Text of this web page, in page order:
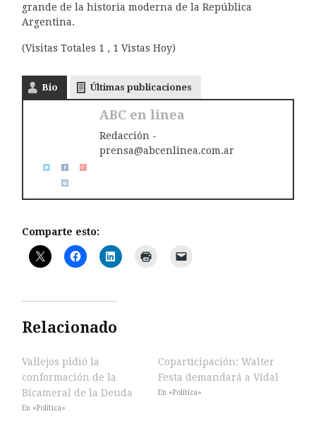
grande de la historia moderna de la República
Argentina.
(Visitas Totales 1 , 1 Vistas Hoy)
Bio Últimas publicaciones
ABC en linea
Redacción -
prensa@abcenlinea.com.ar
Comparte esto:
Relacionado
Vallejos pidió la
conformación de la
Bicameral de la Deuda
En «Política»
Coparticipación: Walter
Festa demandará a Vidal
En «Política»